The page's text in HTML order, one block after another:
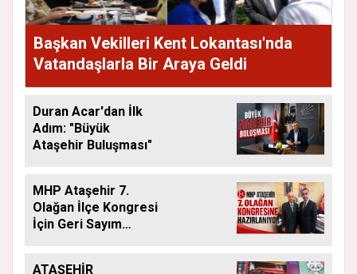
Başkan Vekilleri Kent Lokantası'nda
Vatandaşlarla Bir Araya Geldi
Duran Acar'dan İlk
Adım: "Büyük
Ataşehir Buluşması"
MHP Ataşehir 7.
Olağan İlçe Kongresi
İçin Geri Sayım
ATAŞEHİR